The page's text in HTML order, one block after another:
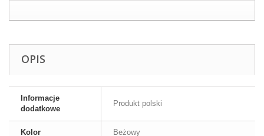
OPIS
Informacje
dodatkowe
Produkt polski
Kolor Beżowy